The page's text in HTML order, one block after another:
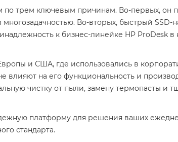
трем ключевым причинам. Во-первых, он
Во-вторых, быстрый
к бизнес-линейке HP ProDesk в
и США, где использовались в
влияют на его функциональность и
чистку от пыли, замену термопасты и
платформу для решения ваших
стандарта.